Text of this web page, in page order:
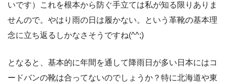
いです）これを根本から防ぐ手立ては私が知る限りありま
せんので。やはり雨の日は履かない。という革靴の基本理
念に立ち返るしかなさそうですね(^^;)
となると、基本的に年間を通して降雨日が多い日本にはコ
ードバンの靴は合ってないのでしょうか？特に北海道や東